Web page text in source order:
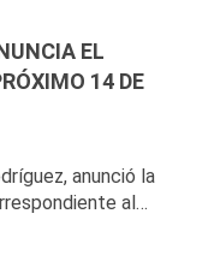
EL
14 DE
anunció la
al…